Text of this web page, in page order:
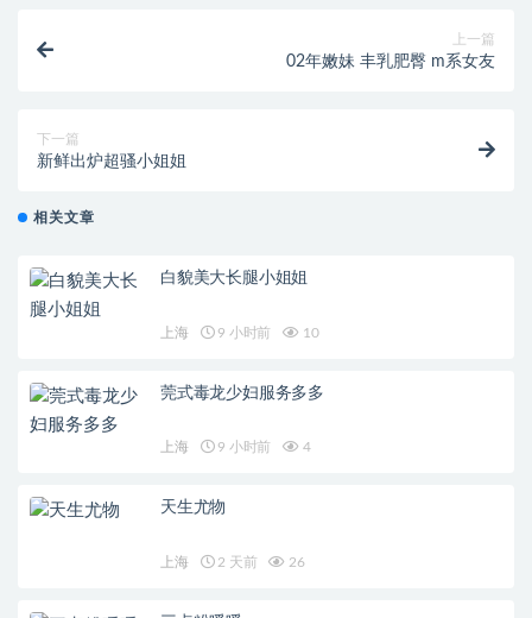
上一篇
02年嫩妹 丰乳肥臀 m系女友
下一篇
新鲜出炉超骚小姐姐
相关文章
白貌美大长腿小姐姐
上海 9 小时前 10
莞式毒龙少妇服务多多
上海 9 小时前 4
天生尤物
上海 2 天前 26